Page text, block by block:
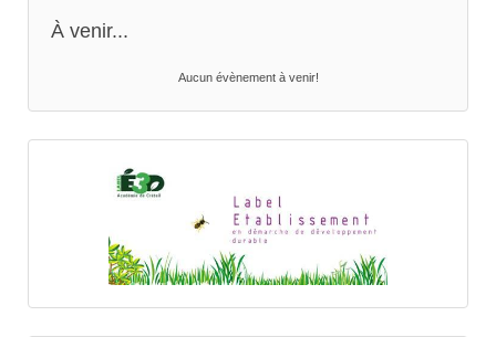
À venir...
Aucun évènement à venir!